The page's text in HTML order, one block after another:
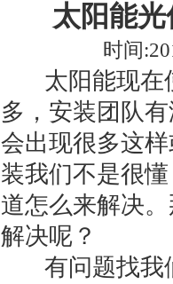
太阳能
时间
太阳能现在
多，安装团队
会出现很多这
装我们不是很
道怎么来解决
解决呢？
有问题找我